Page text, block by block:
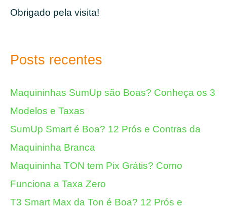
Obrigado pela visita!
Posts recentes
Maquininhas SumUp são Boas? Conheça os 3
Modelos e Taxas
SumUp Smart é Boa? 12 Prós e Contras da
Maquininha Branca
Maquininha TON tem Pix Grátis? Como
Funciona a Taxa Zero
T3 Smart Max da Ton é Boa? 12 Prós e